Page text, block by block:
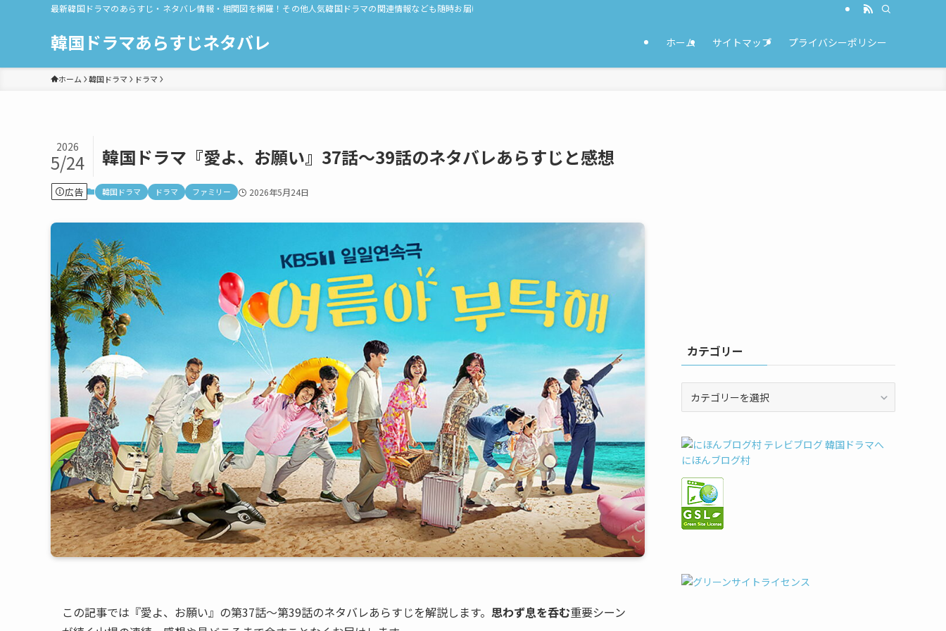
最新韓国ドラマのあらすじ・ネタバレ情報・相関図を網羅！その他人気韓国ドラマの関連情報なども随時お届け！
韓国ドラマあらすじネタバレ ホーム サイトマップ プライバシーポリシー
ホーム 韓国ドラマ ドラマ
韓国ドラマ『愛よ、お願い』37話〜39話のネタバレあらすじと感想
2026
5/24
広告 韓国ドラマ ドラマ ファミリー 2026年5月24日
この記事では『愛よ、お願い』の第37話〜第39話のネタバレあらすじを解説します。 思わず息を呑む重要シーン
カテゴリー
リ
ー
にほんブログ村